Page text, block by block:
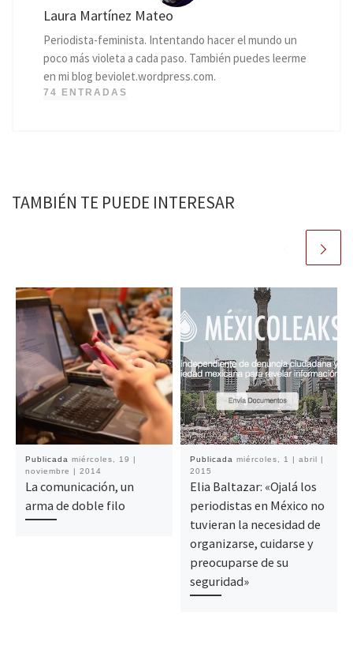
Laura Martínez Mateo
Periodista-feminista. Intentando hacer el mundo un
poco más violeta a cada paso. También puedes leerme
en mi blog beviolet.wordpress.com.
74 ENTRADAS
TAMBIÉN TE PUEDE INTERESAR
Publicada miércoles, 19 |
noviembre | 2014
La comunicación, un
arma de doble filo
Publicada miércoles, 1 | abril |
2015
Elia Baltazar: «Ojalá los
periodistas en México no
tuvieran la necesidad de
organizarse, cuidarse y
preocuparse de su
seguridad»